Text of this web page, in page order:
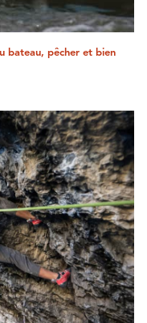
bateau, pêcher et bien